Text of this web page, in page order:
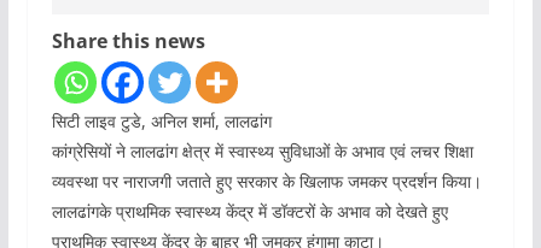
Share this news
सिटी लाइव टुडे, अनिल शर्मा, लालढांग
कांग्रेसियों ने लालढांग क्षेत्र में स्वास्थ्य सुविधाओं के अभाव एवं लचर शिक्षा
व्यवस्था पर नाराजगी जताते हुए सरकार के खिलाफ जमकर प्रदर्शन किया।
लालढांगके प्राथमिक स्वास्थ्य केंद्र में डॉक्टरों के अभाव को देखते हुए
प्राथमिक स्वास्थ्य केंद्र के बाहर भी जमकर हंगामा काटा।